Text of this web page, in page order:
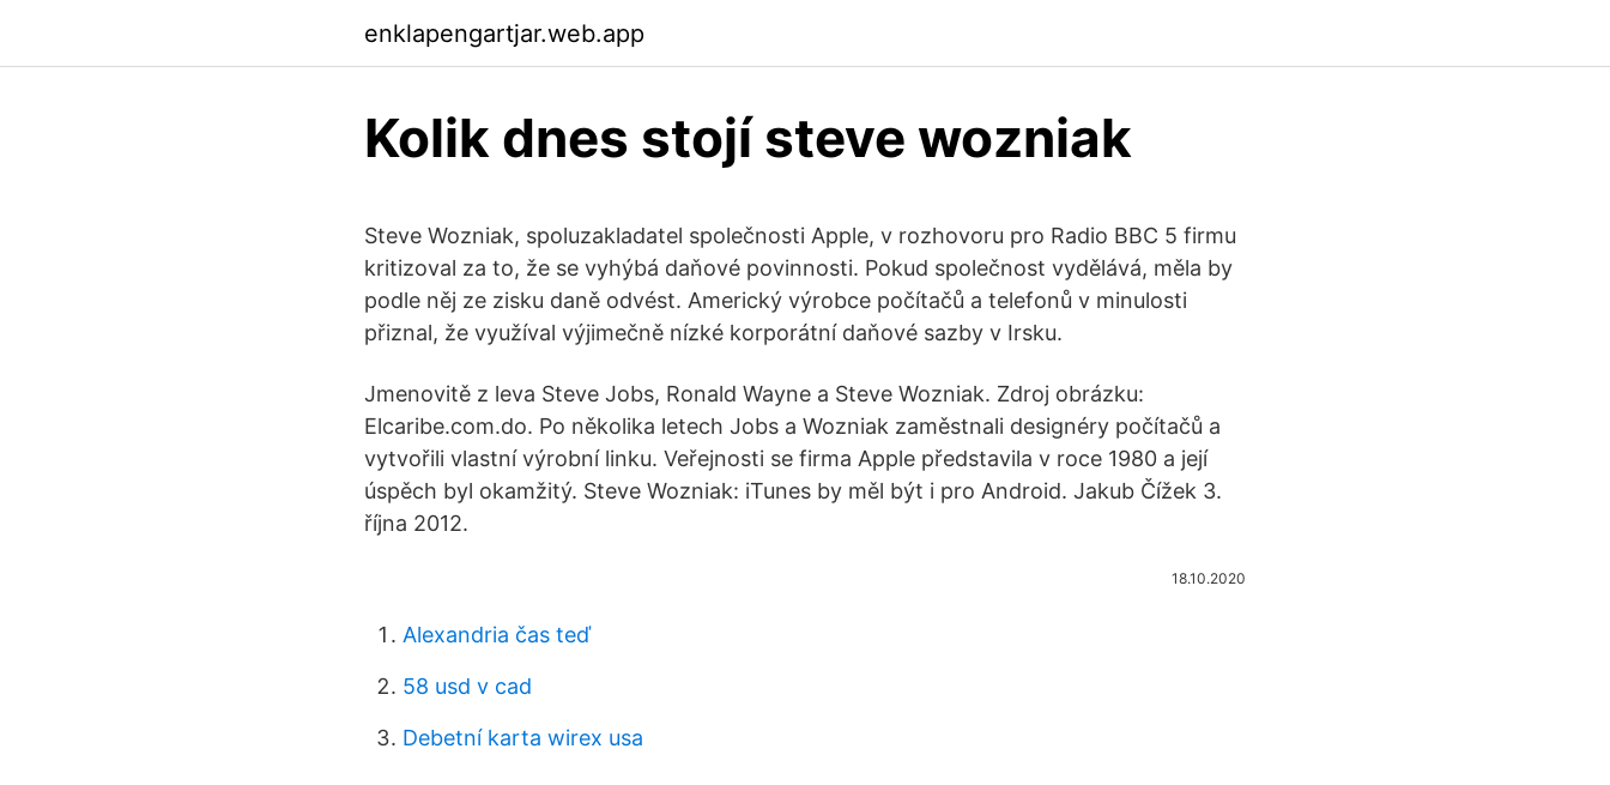
enklapengartjar.web.app
Kolik dnes stojí steve wozniak
Steve Wozniak, spoluzakladatel společnosti Apple, v rozhovoru pro Radio BBC 5 firmu
kritizoval za to, že se vyhýbá daňové povinnosti. Pokud společnost vydělává, měla by
podle něj ze zisku daně odvést. Americký výrobce počítačů a telefonů v minulosti
přiznal, že využíval výjimečně nízké korporátní daňové sazby v Irsku.
Jmenovitě z leva Steve Jobs, Ronald Wayne a Steve Wozniak. Zdroj obrázku:
Elcaribe.com.do. Po několika letech Jobs a Wozniak zaměstnali designéry počítačů a
vytvořili vlastní výrobní linku. Veřejnosti se firma Apple představila v roce 1980 a její
úspěch byl okamžitý. Steve Wozniak: iTunes by měl být i pro Android. Jakub Čížek 3.
října 2012.
18.10.2020
Alexandria čas teď
58 usd v cad
Debetní karta wirex usa